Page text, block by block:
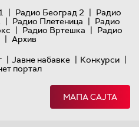
| Радио Београд 2 | Радио
| Радио Плетеница | Радио
| Радио Вртешка | Радио
| Архив
| Јавне набавке | Конкурси |
портал
МАПА САЈТА